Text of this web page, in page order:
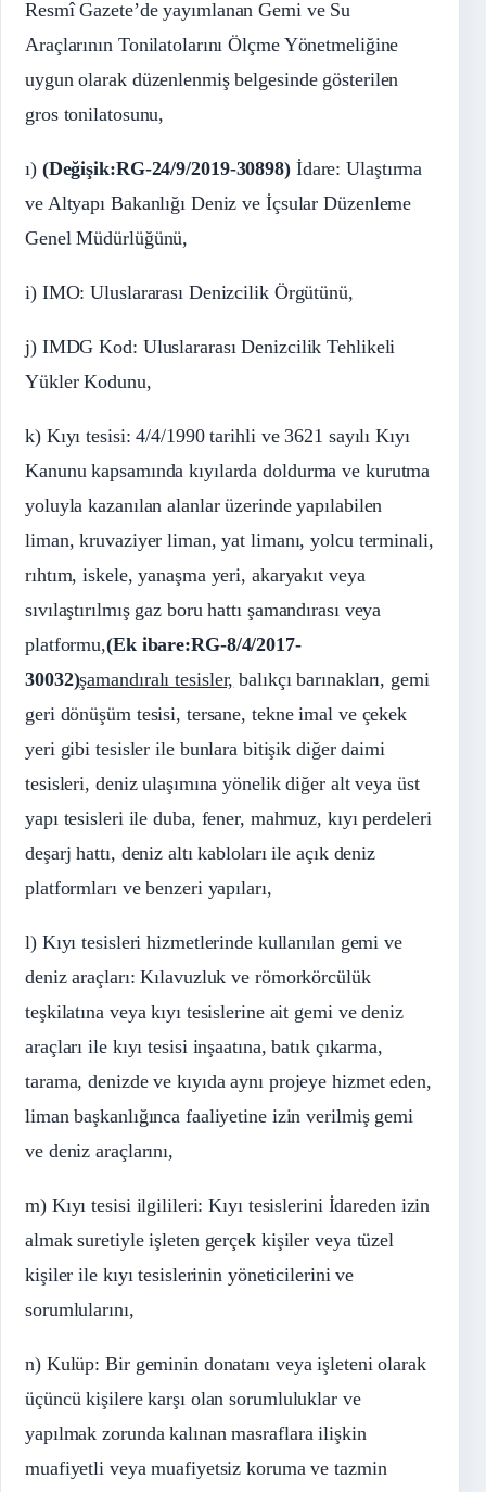
Resmî Gazete’de yayımlanan Gemi ve Su
Araçlarının Tonilatolarını Ölçme Yönetmeliğine
uygun olarak düzenlenmiş belgesinde gösterilen
gros tonilatosunu,
ı) (Değişik:RG-24/9/2019-30898)İdare: Ulaştırma
ve Altyapı Bakanlığı Deniz ve İçsular Düzenleme
Genel Müdürlüğünü,
i) IMO: Uluslararası Denizcilik Örgütünü,
j) IMDG Kod: Uluslararası Denizcilik Tehlikeli
Yükler Kodunu,
k) Kıyı tesisi: 4/4/1990 tarihli ve 3621 sayılı Kıyı
Kanunu kapsamında kıyılarda doldurma ve kurutma
yoluyla kazanılan alanlar üzerinde yapılabilen
liman, kruvaziyer liman, yat limanı, yolcu terminali,
rıhtım, iskele, yanaşma yeri, akaryakıt veya
sıvılaştırılmış gaz boru hattı şamandırası veya
platformu,(Ek ibare:RG-8/4/2017-
30032)şamandıralı tesisler, balıkçı barınakları, gemi
geri dönüşüm tesisi, tersane, tekne imal ve çekek
yeri gibi tesisler ile bunlara bitişik diğer daimi
tesisleri, deniz ulaşımına yönelik diğer alt veya üst
yapı tesisleri ile duba, fener, mahmuz, kıyı perdeleri
deşarj hattı, deniz altı kabloları ile açık deniz
platformları ve benzeri yapıları,
l) Kıyı tesisleri hizmetlerinde kullanılan gemi ve
deniz araçları: Kılavuzluk ve römorkörcülük
teşkilatına veya kıyı tesislerine ait gemi ve deniz
araçları ile kıyı tesisi inşaatına, batık çıkarma,
tarama, denizde ve kıyıda aynı projeye hizmet eden,
liman başkanlığınca faaliyetine izin verilmiş gemi
ve deniz araçlarını,
m) Kıyı tesisi ilgilileri: Kıyı tesislerini İdareden izin
almak suretiyle işleten gerçek kişiler veya tüzel
kişiler ile kıyı tesislerinin yöneticilerini ve
sorumlularını,
n) Kulüp: Bir geminin donatanı veya işleteni olarak
üçüncü kişilere karşı olan sorumluluklar ve
yapılmak zorunda kalınan masraflara ilişkin
muafiyetli veya muafiyetsiz koruma ve tazmin